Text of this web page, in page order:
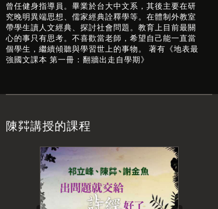
曾任健身指導員。畢業於台大中文系，其後主要在研
究晚明異端思想、儒家經典詮釋學等。在體制外教室
帶學生讀人文經典、探討社會問題。教育上目前最關
心的事只有思考。不喜歡當老師，希望自己能一直當
個學生，繼續傾聽與學習世上的事物。 著有《地表最
強國文課本 第一冊：翻牆出走自學期》
陳茻講授的課程